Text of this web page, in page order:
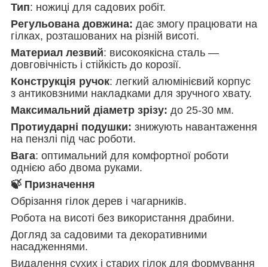
Тип: ножиці для садових робіт.
Регульована довжина: дає змогу працювати на
гілках, розташованих на різній висоті.
Материал лезвий: високоякісна сталь —
довговічність і стійкість до корозії.
Конструкція ручок: легкий алюмінієвий корпус
з антиковзними накладками для зручного хвату.
Максимальний діаметр зрізу: до 25-30 мм.
Протиударні подушки: знижують навантаження
на пензлі під час роботи.
Вага: оптимальний для комфортної роботи
однією або двома руками.
🍃 Призначення
Обрізання гілок дерев і чагарників.
Робота на висоті без використання драбини.
Догляд за садовими та декоративними
насадженнями.
Видалення сухих і старих гілок для формування